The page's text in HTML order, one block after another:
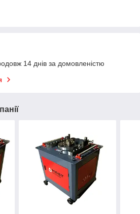
14 днів за домовленістю